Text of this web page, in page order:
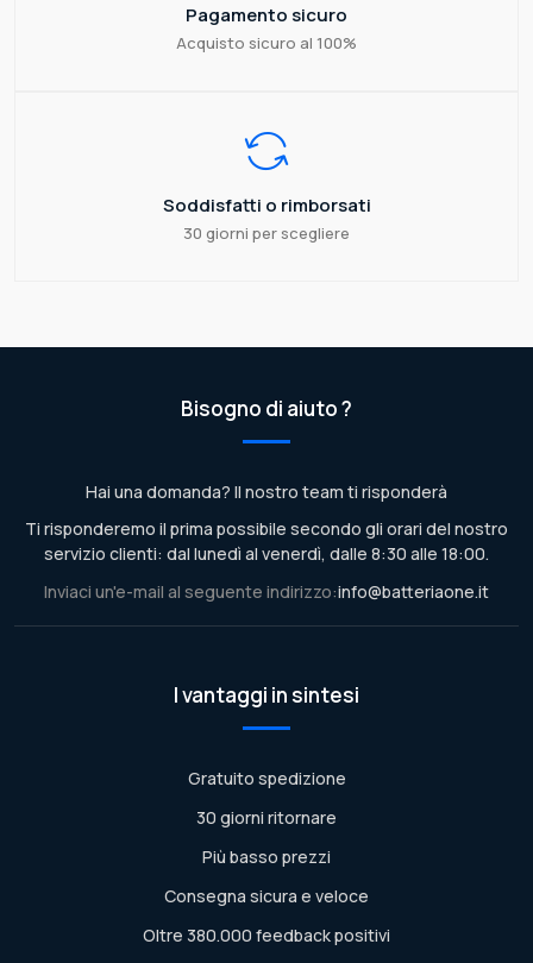
Pagamento sicuro
Acquisto sicuro al 100%
Soddisfatti o rimborsati
30 giorni per scegliere
Bisogno di aiuto ?
Hai una domanda? Il nostro team ti risponderà
Ti risponderemo il prima possibile secondo gli orari del nostro
servizio clienti: dal lunedì al venerdì, dalle 8:30 alle 18:00.
Inviaci un'e-mail al seguente indirizzo:info@batteriaone.it
I vantaggi in sintesi
Gratuito spedizione
30 giorni ritornare
Più basso prezzi
Consegna sicura e veloce
Oltre 380.000 feedback positivi